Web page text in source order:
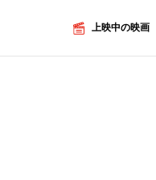
上映中の映画